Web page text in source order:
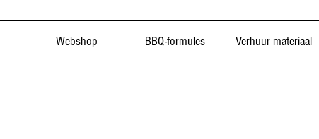
Webshop BBQ-formules Verhuur materiaal